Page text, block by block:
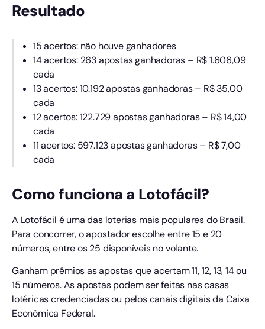
Resultado
15 acertos: não houve ganhadores
14 acertos: 263 apostas ganhadoras – R$ 1.606,09
cada
13 acertos: 10.192 apostas ganhadoras – R$ 35,00
cada
12 acertos: 122.729 apostas ganhadoras – R$ 14,00
cada
11 acertos: 597.123 apostas ganhadoras – R$ 7,00
cada
Como funciona a Lotofácil?
A Lotofácil é uma das loterias mais populares do Brasil.
Para concorrer, o apostador escolhe entre 15 e 20
números, entre os 25 disponíveis no volante.
Ganham prêmios as apostas que acertam 11, 12, 13, 14 ou
15 números. As apostas podem ser feitas nas casas
lotéricas credenciadas ou pelos canais digitais da Caixa
Econômica Federal.